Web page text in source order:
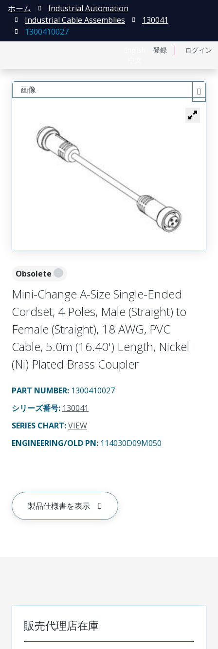
登録 ログイン
ホーム
Industrial Automation
Industrial Cable Assemblies
130041
1300410027
Obsolete
Mini-Change A-Size Single-Ended
Cordset, 4 Poles, Male (Straight) to
Female (Straight), 18 AWG, PVC
Cable, 5.0m (16.40') Length, Nickel
(Ni) Plated Brass Coupler
PART NUMBER: 1300410027
シリーズ番号: 130041
SERIES CHART:VIEW
ENGINEERING/OLD PN: 114030D09M050
製品仕様書を表示
画像
販売代理店在庫